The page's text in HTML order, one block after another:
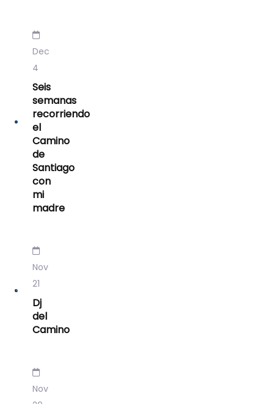
Dec
4
Seis
semanas
recorriendo
el
Camino
de
Santiago
con
mi
madre
Nov
21
Dj
del
Camino
Nov